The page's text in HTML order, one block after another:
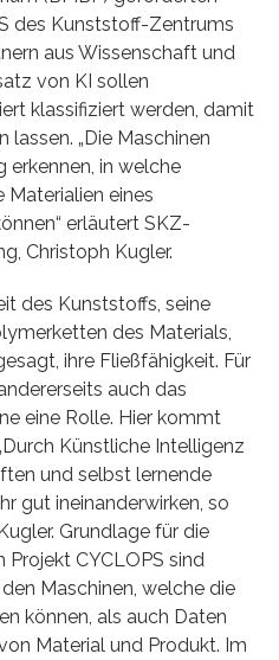
des Kunststoff-Zentrums
aus Wissenschaft und
von KI sollen
klassifiziert werden, damit
„Die Maschinen
erkennen, in welche
eines
erläutert SKZ-
Christoph Kugler.
des Kunststoffs, seine
des Materials,
ihre Fließfähigkeit. Für
auch das
eine Rolle. Hier kommt
Künstliche Intelligenz
und selbst lernende
gut ineinanderwirken, so
Grundlage für die
CYCLOPS sind
Maschinen, welche die
können, als auch Daten
Material und Produkt. Im